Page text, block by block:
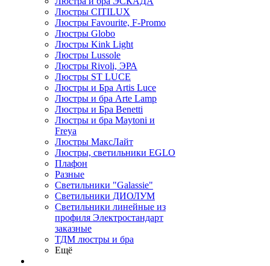
Люстры CITILUX
Люстры Favourite, F-Promo
Люстры Globo
Люстры Kink Light
Люстры Lussole
Люстры Rivoli, ЭРА
Люстры ST LUCE
Люстры и Бра Artis Luce
Люстры и бра Arte Lamp
Люстры и Бра Benetti
Люстры и бра Maytoni и
Freya
Люстры МаксЛайт
Люстры, светильники EGLO
Плафон
Разные
Светильники "Galassie"
Светильники ДИОЛУМ
Светильники линейные из
профиля Электростандарт
заказные
ТДМ люстры и бра
Ещё